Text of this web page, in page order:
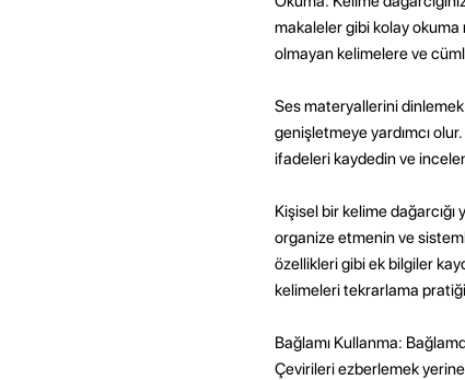
makaleler gibi kolay okuma
olmayan kelimelere ve
Ses materyallerini
genişletmeye yardımcı
ifadeleri kaydedin ve
Kişisel bir kelime
organize etmenin ve
özellikleri gibi ek bilgiler
kelimeleri tekrarlama pratiği
Bağlamı Kullanma:
Çevirileri ezberlemek